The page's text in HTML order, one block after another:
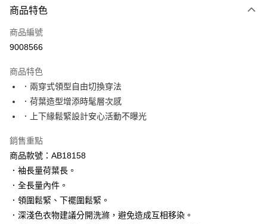
付款後全家取貨
萊爾富取貨付款
付款後萊爾富取貨
每筆NT$60，滿NT$1,000(含以上)免運費
7-11取貨付款
每筆NT$60，滿NT$1,000(含以上)免運費
付款後7-11取貨
每筆NT$60，滿NT$1,000(含以上)免運費
宅配
每筆NT$120，滿NT$1,000(含以上)免運費
商品特色
商品編號
9008566
商品特色
．兩穿式領型自由切換穿法
．荷葉造型增添時髦層次感
．上下緣鬆緊設計安心活動不曝光
銷售重點
商品款號：AB18158
．袖長量荷葉長。
．全長量內件。
．領圍鬆緊、下襬圍鬆緊。
．深淺色衣物建議分開洗滌，避免造成互相移染。